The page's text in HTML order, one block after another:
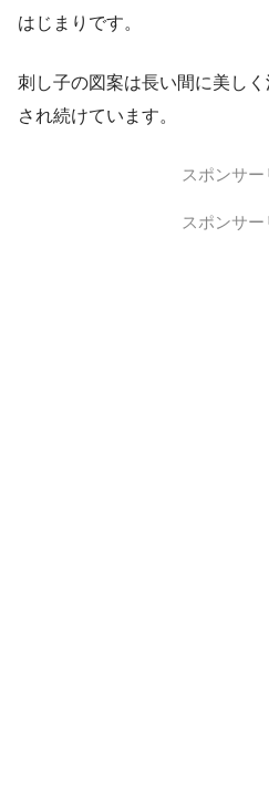
はじまりです。
刺し子の図案は長い間に美し
され続けています。
スポンサー
スポンサー